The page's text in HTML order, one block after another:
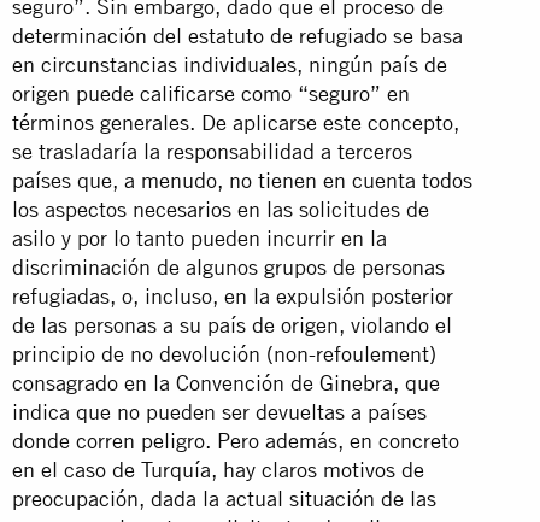
seguro”. Sin embargo, dado que el proceso de
determinación del estatuto de refugiado se basa
en circunstancias individuales, ningún país de
origen puede calificarse como “seguro” en
términos generales. De aplicarse este concepto,
se trasladaría la responsabilidad a terceros
países que, a menudo, no tienen en cuenta todos
los aspectos necesarios en las solicitudes de
asilo y por lo tanto pueden incurrir en la
discriminación de algunos grupos de personas
refugiadas, o, incluso, en la expulsión posterior
de las personas a su país de origen, violando el
principio de no devolución (non-refoulement)
consagrado en la Convención de Ginebra, que
indica que no pueden ser devueltas a países
donde corren peligro. Pero además, en concreto
en el caso de Turquía, hay claros motivos de
preocupación, dada la actual situación de las